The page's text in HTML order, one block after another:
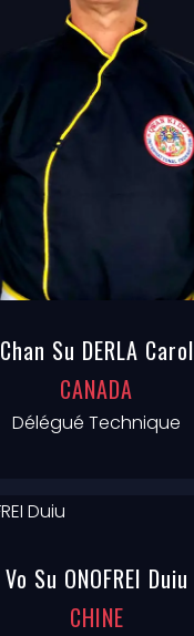
Chan Su DERLA Carol
CANADA
Délégué Technique
Vo Su ONOFREI Duiu
CHINE